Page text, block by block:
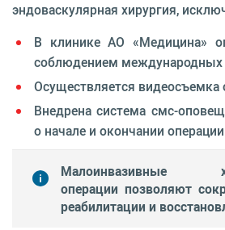
эндоваскулярная хирургия,
В клинике АО «Медицина»
соблюдением международных
Осуществляется видеосъемка
Внедрена система смс-
о начале и окончании
Малоинвазивные
операции позволяют
реабилитации и